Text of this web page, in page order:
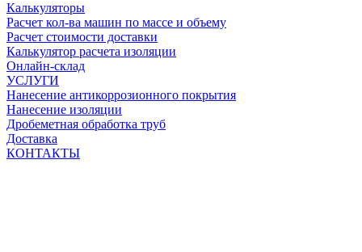
Калькуляторы
Расчет кол-ва машин по массе и объему
Расчет стоимости доставки
Калькулятор расчета изоляции
Онлайн-склад
УСЛУГИ
Нанесение антикоррозионного покрытия
Нанесение изоляции
Дробеметная обработка труб
Доставка
КОНТАКТЫ